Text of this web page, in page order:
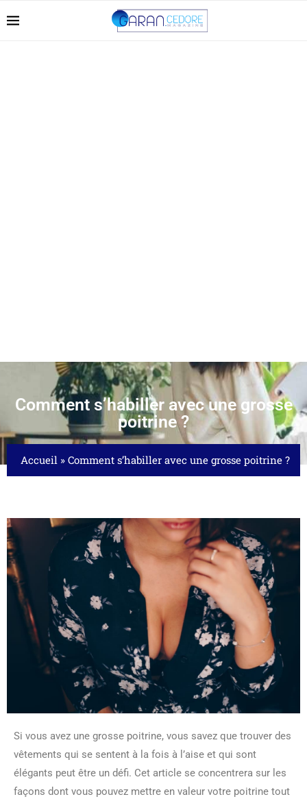
Comment s’habiller avec une grosse
poitrine ?
Accueil » Comment s’habiller avec une grosse poitrine ?
Si vous avez une grosse poitrine, vous savez que trouver des
vêtements qui se sentent à la fois à l’aise et qui sont
élégants peut être un défi. Cet article se concentrera sur les
façons dont vous pouvez mettre en valeur votre poitrine tout